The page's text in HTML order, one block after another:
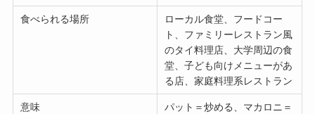
食べられる場所
ローカル食堂、フードコー
ト、ファミリーレストラン風
のタイ料理店、大学周辺の食
堂、子ども向けメニューがあ
る店、家庭料理系レストラン
意味
パット＝炒める、マカロニ＝